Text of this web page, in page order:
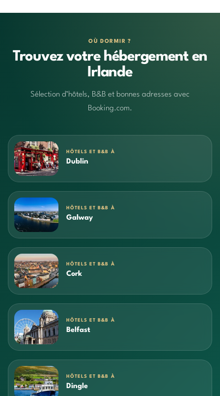
OÙ DORMIR ?
Trouvez votre hébergement en
Irlande
Sélection d’hôtels, B&B et bonnes adresses avec
Booking.com.
HÔTELS ET B&B À
Dublin
HÔTELS ET B&B À
Galway
HÔTELS ET B&B À
Cork
HÔTELS ET B&B À
Belfast
HÔTELS ET B&B À
Dingle